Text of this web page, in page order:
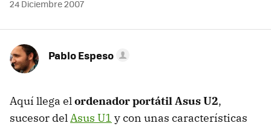
24 Diciembre 2007
Pablo Espeso
Aquí llega elordenador portátil Asus U2,
sucesor delAsus U1 y con unas características